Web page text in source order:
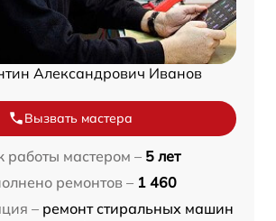
Александрович Иванов
Вызвать мастера
работы мастером – 5 лет
ремонтов – 1 460
– ремонт стиральных машин